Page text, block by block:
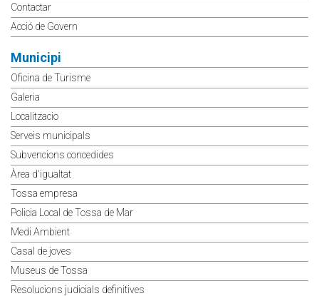
Contactar
Acció de Govern
Municipi
Oficina de Turisme
Galeria
Localitzacio
Serveis municipals
Subvencions concedides
Àrea d'igualtat
Tossa empresa
Policia Local de Tossa de Mar
Medi Ambient
Casal de joves
Museus de Tossa
Resolucions judicials definitives